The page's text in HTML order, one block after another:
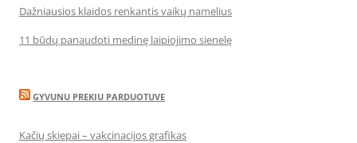
Dažniausios klaidos renkantis vaikų namelius
11 būdų panaudoti medinę laipiojimo sienelę
GYVUNU PREKIU PARDUOTUVE
Kačių skiepai – vakcinacijos grafikas